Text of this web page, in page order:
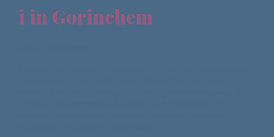
i in Gorinchem